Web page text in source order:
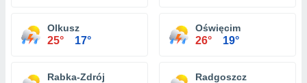
Olkusz
25° 17°
Oświęcim
26° 19°
Rabka-Zdrój Radgoszcz